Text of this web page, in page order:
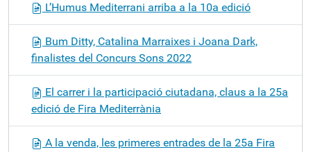
L’Humus Mediterrani arriba a la 10a edició
Bum Ditty, Catalina Marraixes i Joana Dark,
finalistes del Concurs Sons 2022
El carrer i la participació ciutadana, claus a la 25a
edició de Fira Mediterrània
A la venda, les primeres entrades de la 25a Fira